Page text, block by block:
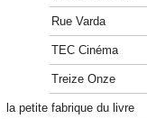
Rue Varda
TEC Cinéma
Treize Onze
la petite fabrique du livre